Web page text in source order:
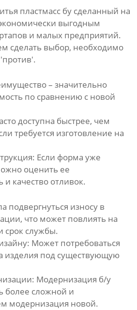
пластмасс бу сделанный на
выгодным
и малых предприятий.
сделать выбор, необходимо
– значительно
по сравнению с новой
доступна быстрее, чем
требуется изготовление на
Если форма уже
оценить ее
и качество отливок.
подвергнуться износу в
что может повлиять на
срок службы.
Может потребоваться
изделия под существующую
Модернизация б/у
более сложной и
модернизация новой.